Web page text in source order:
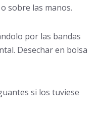
sobre las manos.
por las bandas
Desechar en bolsa
si los tuviese